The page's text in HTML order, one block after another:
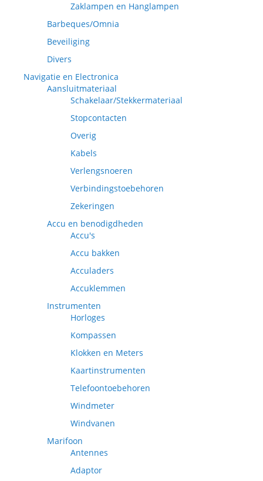
Zaklampen en Hanglampen
Barbeques/Omnia
Beveiliging
Divers
Navigatie en Electronica
Aansluitmateriaal
Schakelaar/Stekkermateriaal
Stopcontacten
Overig
Kabels
Verlengsnoeren
Verbindingstoebehoren
Zekeringen
Accu en benodigdheden
Accu's
Accu bakken
Acculaders
Accuklemmen
Instrumenten
Horloges
Kompassen
Klokken en Meters
Kaartinstrumenten
Telefoontoebehoren
Windmeter
Windvanen
Marifoon
Antennes
Adaptor